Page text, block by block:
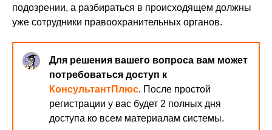
подозрении, а разбираться в происходящем должны
уже сотрудники правоохранительных органов.
Для решения вашего вопроса вам может
потребоваться доступ к
КонсультантПлюс. После простой
регистрации у вас будет 2 полных дня
доступа ко всем материалам системы.